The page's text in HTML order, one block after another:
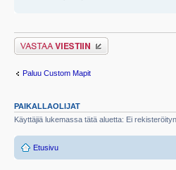
Lähetä vastaus
Paluu Custom Mapit
PAIKALLAOLIJAT
Käyttäjiä lukemassa tätä aluetta: Ei
Etusivu